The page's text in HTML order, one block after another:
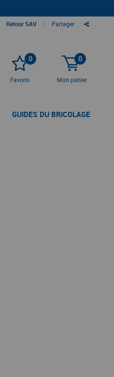
Retour SAV | Partager
0
Favoris
0
Mon panier
GUIDES DU BRICOLAGE